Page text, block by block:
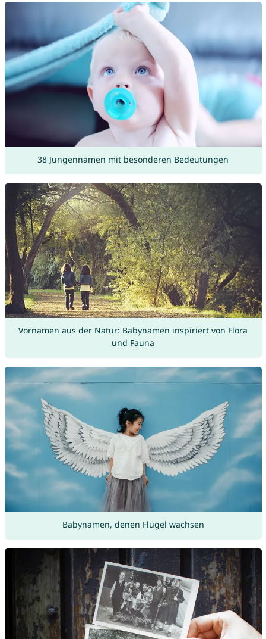
38 Jungennamen mit besonderen Bedeutungen
Vornamen aus der Natur: Babynamen inspiriert von Flora
und Fauna
Babynamen, denen Flügel wachsen